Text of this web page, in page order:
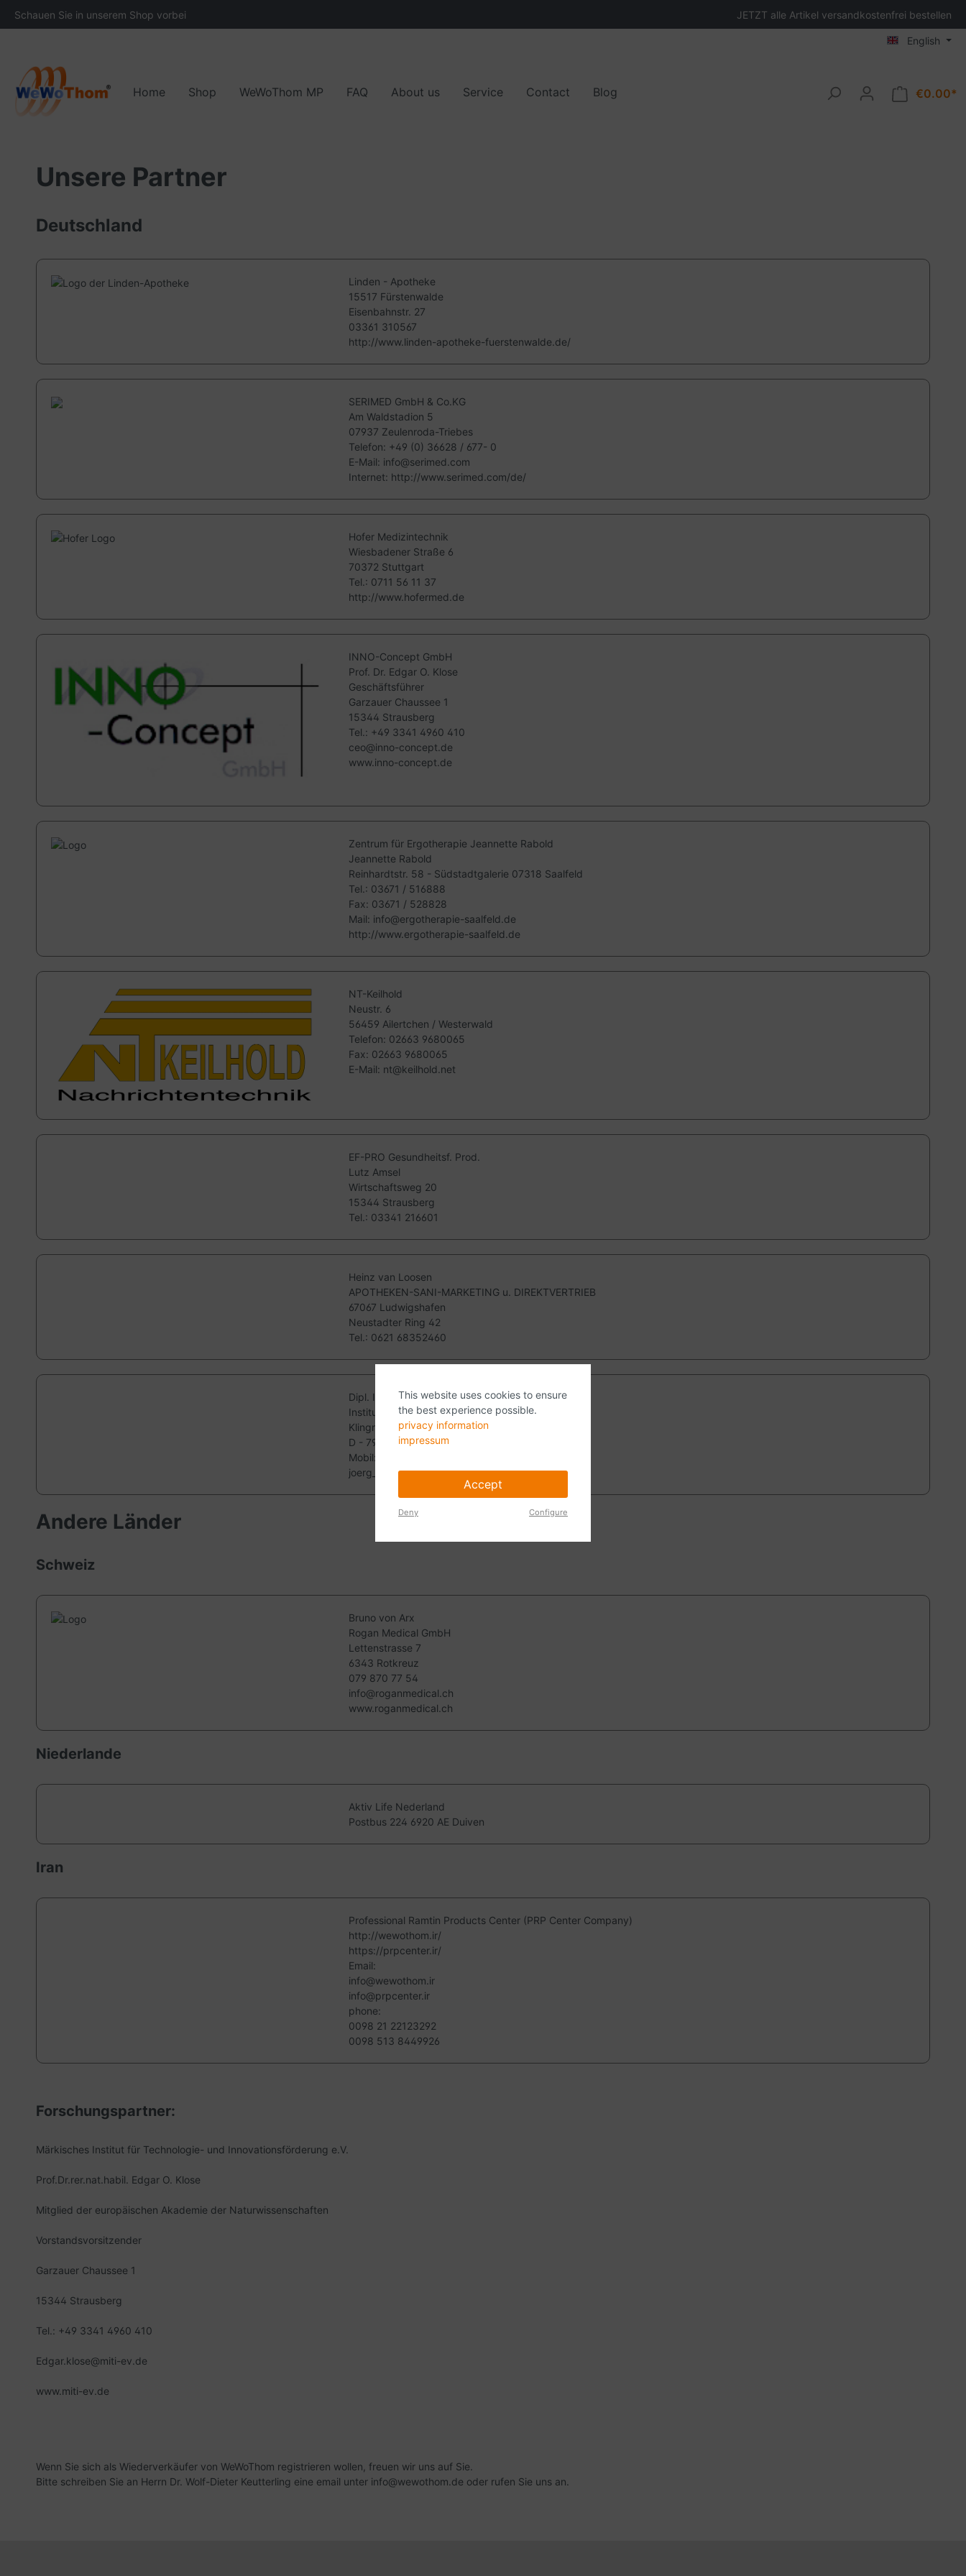
Schauen Sie in unserem Shop vorbei JETZT alle Artikel versandkostenfrei bestellen
English
Home Shop WeWoThom MP FAQ About us Service Contact Blog €0.00*
Unsere Partner
Deutschland
Linden - Apotheke
15517 Fürstenwalde
Eisenbahnstr. 27
03361 310567
http://www.linden-apotheke-fuerstenwalde.de/
SERIMED GmbH & Co.KG
Am Waldstadion 5
07937 Zeulenroda-Triebes
Telefon: +49 (0) 36628 / 677- 0
E-Mail: info@serimed.com
Internet: http://www.serimed.com/de/
Hofer Medizintechnik
Wiesbadener Straße 6
70372 Stuttgart
Tel.: 0711 56 11 37
http://www.hofermed.de
INNO-Concept GmbH
Prof. Dr. Edgar O. Klose
Geschäftsführer
Garzauer Chaussee 1
15344 Strausberg
Tel.: +49 3341 4960 410
ceo@inno-concept.de
www.inno-concept.de
Zentrum für Ergotherapie Jeannette Rabold
Jeannette Rabold
Reinhardtstr. 58 - Südstadtgalerie 07318 Saalfeld
Tel.: 03671 / 516888
Fax: 03671 / 528828
Mail: info@ergotherapie-saalfeld.de
http://www.ergotherapie-saalfeld.de
NT-Keilhold
Neustr. 6
56459 Ailertchen / Westerwald
Telefon: 02663 9680065
Fax: 02663 9680065
E-Mail: nt@keilhold.net
EF-PRO Gesundheitsf. Prod.
Lutz Amsel
Wirtschaftsweg 20
15344 Strausberg
Tel.: 03341 216601
Heinz van Loosen
APOTHEKEN-SANI-MARKETING u. DIREKTVERTRIEB
67067 Ludwigshafen
Neustadter Ring 42
Tel.: 0621 68352460
Dipl. Ing. Jörg Langenhan - Heilpraktiker
Institut für integrative Diagnostik und Therapie
Klingnauer Straße 6
D - 79761 Waldshut-Tiengen
Mobil: 0049 178 4727898
joerg_langenhan@gmx.net
Andere Länder
Schweiz
Bruno von Arx
Rogan Medical GmbH
Lettenstrasse 7
6343 Rotkreuz
079 870 77 54
info@roganmedical.ch
www.roganmedical.ch
Niederlande
Aktiv Life Nederland
Postbus 224 6920 AE Duiven
Iran
Professional Ramtin Products Center (PRP Center Company)
http://wewothom.ir/
https://prpcenter.ir/
Email:
info@wewothom.ir
info@prpcenter.ir
phone:
0098 21 22123292
0098 513 8449926
Forschungspartner:
Märkisches Institut für Technologie- und Innovationsförderung e.V.
Prof.Dr.rer.nat.habil. Edgar O. Klose
Mitglied der europäischen Akademie der Naturwissenschaften
Vorstandsvorsitzender
Garzauer Chaussee 1
15344 Strausberg
Tel.: +49 3341 4960 410
Edgar.klose@miti-ev.de
www.miti-ev.de
Wenn Sie sich als Wiederverkäufer von WeWoThom registrieren wollen, freuen wir uns auf Sie.
Bitte schreiben Sie an Herrn Dr. Wolf-Dieter Keutterling eine email unter info@wewothom.de oder rufen Sie uns an.
This website uses cookies to ensure
the best experience possible.
privacy information
impressum
Accept
Deny Configure